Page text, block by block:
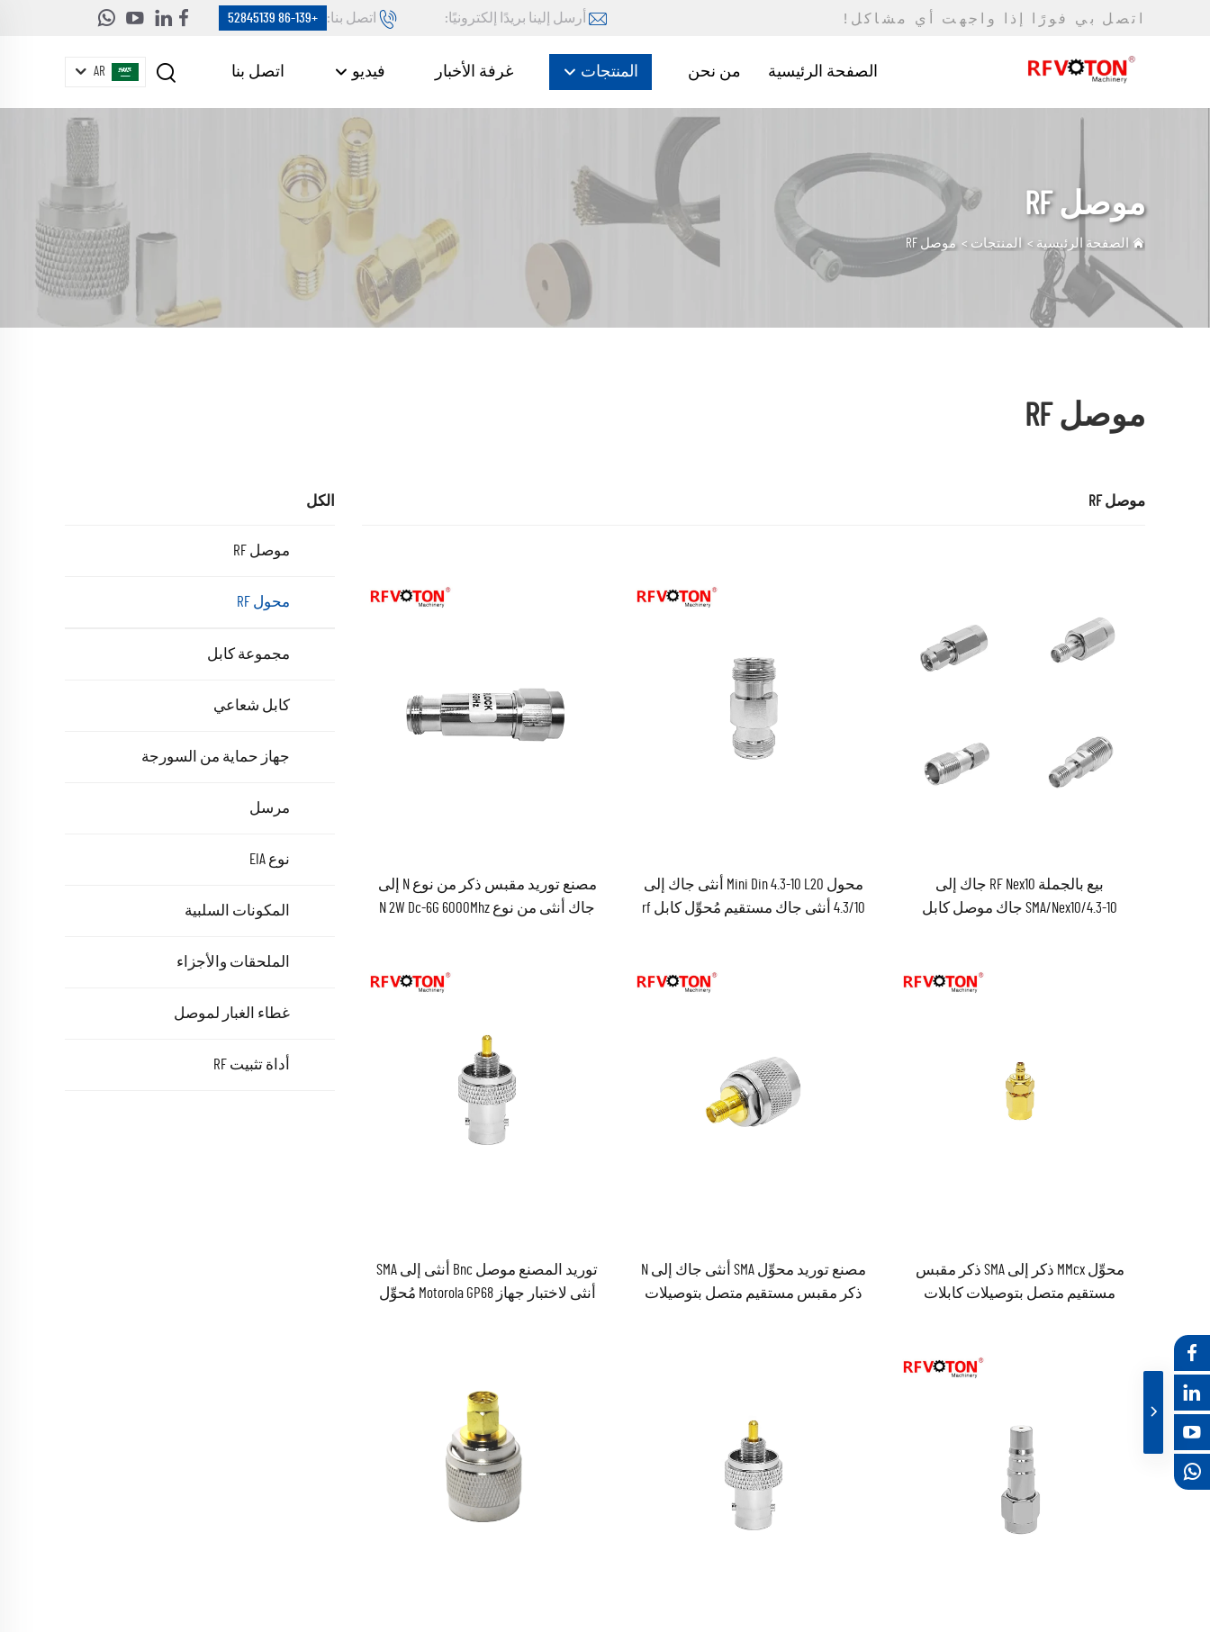
اتصل بي فورًا إذا واجهت أي مشاكل! أرسل إلينا بريدًا إلكترونيًا: اتصل بنا: +86-139 52845139
الصفحة الرئيسية من نحن المنتجات غرفة الأخبار فيديو اتصل بنا AR
موصل RF
الصفحة الرئيسية > المنتجات >موصل RF
موصل RF
الكل
موصل RF
محول RF
مجموعة كابل
كابل شعاعي
جهاز حماية من السورجة
مرسل
نوع EIA
المكونات السلبية
الملحقات والأجزاء
غطاء الغبار لموصل
أداة تثبيت RF
موصل RF
بيع بالجملة RF Nex10 جاك إلى
SMA/Nex10/4.3-10 جاك موصل كابل
محول Mini Din 4.3-10 L20 أنثى جاك إلى
4.3/10 أنثى جاك مستقيم مُحوِّل كابل rf
مصنع توريد مقبس ذكر من نوع N إلى
جاك أنثى من نوع N 2W Dc-6G 6000Mhz
محوِّل MMcx ذكر إلى SMA ذكر مقبس
مستقيم متصل بتوصيلات كابلات
مصنع توريد محوِّل SMA أنثى جاك إلى N
ذكر مقبس مستقيم متصل بتوصيلات
توريد المصنع موصل Bnc أنثى إلى SMA
أنثى لاختبار جهاز Motorola GP68 مُحوِّل